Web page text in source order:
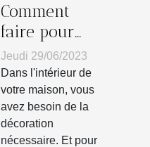
Comment
faire pour
avoir un
patère en bois
?
Jeudi 29/06/2023
Dans l'intérieur de
votre maison, vous
avez besoin de la
décoration
nécessaire. Et pour